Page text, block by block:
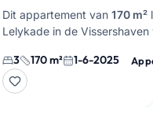
Dit appartement van 170 m²
Lelykade in de Vissershaven
slaapkamers, een tuin, een
twee …
3 170 m² 1-6-2025